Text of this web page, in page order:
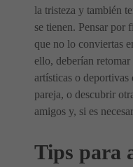
la tristeza y también
se tienen. Pensar por
que no lo conviertas
ello, deberían
artísticas o
pareja, o descubrir
amigos y, si es
Tips para